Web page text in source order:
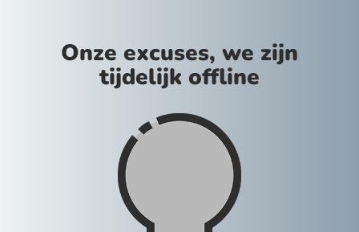
Onze excuses, we zijn
tijdelijk offline